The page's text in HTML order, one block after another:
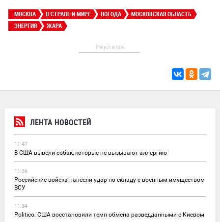
ЛЕНТА НОВОСТЕЙ
11:47
В США вывели собак, которые не вызывают аллергию
11:36
Российские войска нанесли удар по складу с военным имуществом
ВСУ
11:34
Politico: США восстановили темп обмена разведданными с Киевом
МОСКВА В СТРАНЕ И МИРЕ ПОГОДА
МОСКОВСКАЯ ОБЛАСТЬ
ЭНЕРГИЯ
ЖАРА
Реклама